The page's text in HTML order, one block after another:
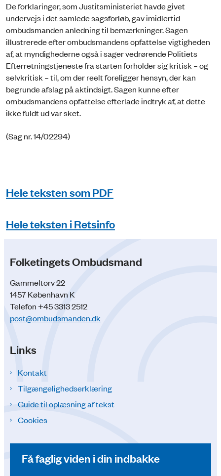
De forklaringer, som Justitsministeriet havde givet
undervejs i det samlede sagsforløb, gav imidlertid
ombudsmanden anledning til bemærkninger. Sagen
illustrerede efter ombudsmandens opfattelse vigtigheden
af, at myndighederne også i sager vedrørende Politiets
Efterretningstjeneste fra starten forholder sig kritisk – og
selvkritisk – til, om der reelt foreligger hensyn, der kan
begrunde afslag på aktindsigt. Sagen kunne efter
ombudsmandens opfattelse efterlade indtryk af, at dette
ikke fuldt ud var sket.
(Sag nr. 14/02294)
Hele teksten som PDF
Hele teksten i Retsinfo
Folketingets Ombudsmand
Gammeltorv 22
1457 København K
Telefon +45 3313 2512
post@ombudsmanden.dk
Links
Kontakt
Tilgængelighedserklæring
Guide til oplæsning af tekst
Cookies
Få faglig viden i din indbakke